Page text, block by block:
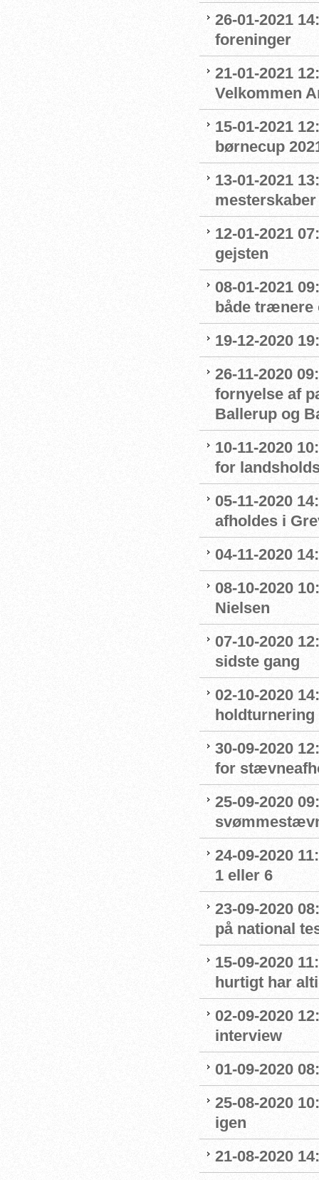
26-01-2021
foreninger
21-01-2021
Velkommen
15-01-2021
børnecup
13-01-2021
mesterskaber
12-01-2021
gejsten
08-01-2021
både
19-12-2020
26-11-2020
fornyelse af
Ballerup og
10-11-2020
for
05-11-2020
afholdes i
04-11-2020
08-10-2020
Nielsen
07-10-2020
sidste gang
02-10-2020
holdturnering
30-09-2020
for
25-09-2020
24-09-2020
1 eller 6
23-09-2020
på national
15-09-2020
hurtigt har
02-09-2020
interview
01-09-2020
25-08-2020
igen
21-08-2020